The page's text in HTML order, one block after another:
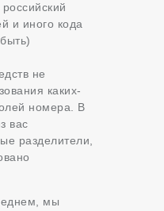
и иного кода
не
каких-
номера. В
вас
разделители,
мы